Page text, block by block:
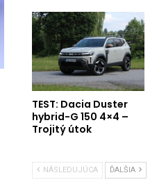
TEST: Dacia Duster
hybrid-G 150 4×4 –
Trojitý útok
NÁSLEDUJÚCA ĎALŠIA